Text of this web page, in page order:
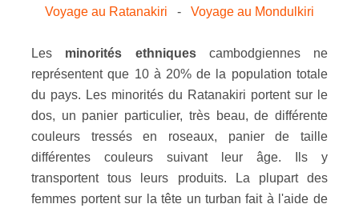
Voyage au Ratanakiri - Voyage au Mondulkiri
Les minorités ethniquescambodgiennes ne
représentent que 10 à 20% de la population totale
du pays. Les minorités du Ratanakiri portent sur le
dos, un panier particulier, très beau, de différente
couleurs tressés en roseaux, panier de taille
différentes couleurs suivant leur âge. Ils y
transportent tous leurs produits. La plupart des
femmes portent sur la tête un turban fait à l'aide de